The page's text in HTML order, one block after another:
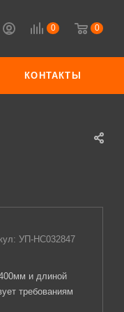
0 0
КОНТАКТЫ
УП-НС032847
и длиной
требованиям